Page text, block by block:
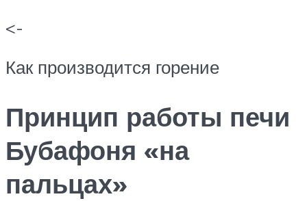
<-
Как производится горение
Принцип работы печи
Бубафоня «на
пальцах»